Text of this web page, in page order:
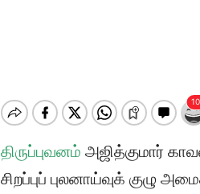
திருப்புவனம் அஜித்குமார்
சிறப்புப் புலனாய்வுக் குழு